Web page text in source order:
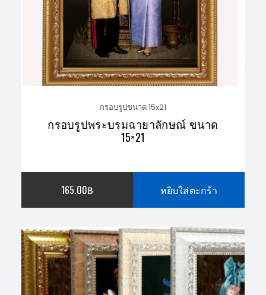
กรอบรูปขนาด 15x21
กรอบรูปพระบรมฉายาลักษณ์ ขนาด
15×21
165.00฿ หยิบใส่ตะกร้า